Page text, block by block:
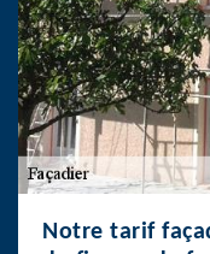
Notre tarif